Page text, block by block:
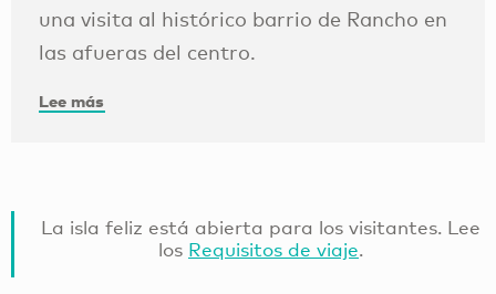
una visita al histórico barrio de Rancho en
las afueras del centro.
Lee más
La isla feliz está abierta para los visitantes. Lee
los Requisitos de viaje.